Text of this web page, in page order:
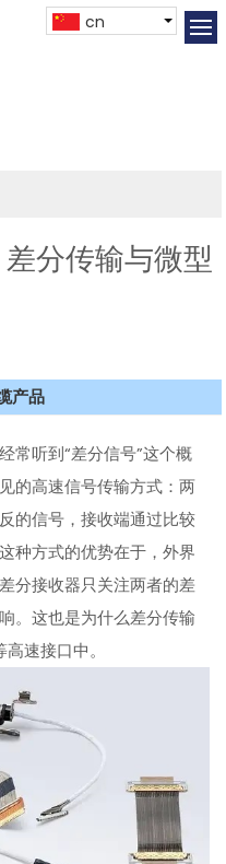
cn
分传输与微型
产品
常听到“差分信号”这个概
的高速信号传输方式：两
的信号，接收端通过比较
种方式的优势在于，外界
分接收器只关注两者的差
。这也是为什么差分传输
速接口中。